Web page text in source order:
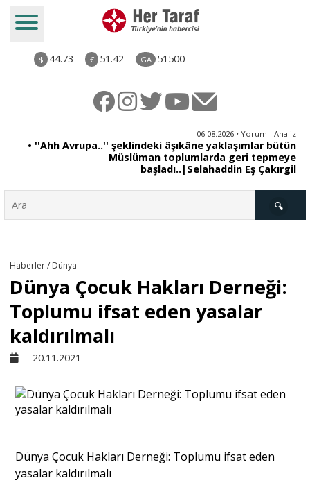
$ 44.73 € 51.42 GA 51500
06.08.2026 • Yorum - Analiz
• ''Ahh Avrupa..'' şeklindeki âşıkâne yaklaşımlar bütün
Müslüman toplumlarda geri tepmeye
başladı..|Selahaddin Eş Çakırgil
Derkenar
Kültür - Sanat
Haberler / Dünya
Dünya Çocuk Hakları Derneği:
Toplumu ifsat eden yasalar
kaldırılmalı
20.11.2021
Dünya Çocuk Hakları Derneği: Toplumu ifsat eden
yasalar kaldırılmalı